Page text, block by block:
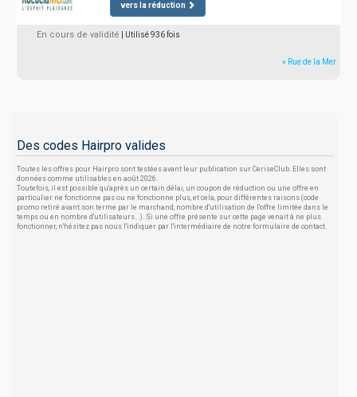
vers la réduction
En cours de validité | Utilisé 936 fois
» Rue de la Mer
Des codes Hairpro valides
Toutes les offres pour Hairpro sont testées avant leur publication sur CeriseClub. Elles sont
données comme utilisables en août 2026.
Toutefois, il est possible qu'après un certain délai, un coupon de réduction ou une offre en
particulier ne fonctionne pas ou ne fonctionne plus, et cela, pour différentes raisons (code
promo retiré avant son terme par le marchand, nombre d'utilisation de l'offre limitée dans le
temps ou en nombre d'utilisateurs...). Si une offre présente sur cette page venait à ne plus
fonctionner, n'hésitez pas nous l'indiquer par l'intermédiaire de notre formulaire de contact.